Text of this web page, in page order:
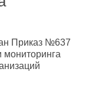
Приказ №637
мониторинга